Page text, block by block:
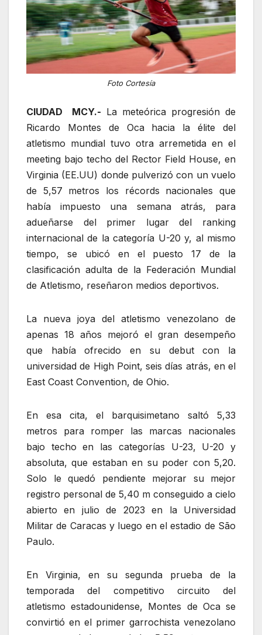
Foto Cortesía
CIUDAD MCY.- La meteórica progresión de
Ricardo Montes de Oca hacia la élite del
atletismo mundial tuvo otra arremetida en el
meeting bajo techo del Rector Field House, en
Virginia (EE.UU) donde pulverizó con un vuelo
de 5,57 metros los récords nacionales que
había impuesto una semana atrás, para
adueñarse del primer lugar del ranking
internacional de la categoría U-20 y, al mismo
tiempo, se ubicó en el puesto 17 de la
clasificación adulta de la Federación Mundial
de Atletismo, reseñaron medios deportivos.
La nueva joya del atletismo venezolano de
apenas 18 años mejoró el gran desempeño
que había ofrecido en su debut con la
universidad de High Point, seis días atrás, en el
East Coast Convention, de Ohio.
En esa cita, el barquisimetano saltó 5,33
metros para romper las marcas nacionales
bajo techo en las categorías U-23, U-20 y
absoluta, que estaban en su poder con 5,20.
Solo le quedó pendiente mejorar su mejor
registro personal de 5,40 m conseguido a cielo
abierto en julio de 2023 en la Universidad
Militar de Caracas y luego en el estadio de São
Paulo.
En Virginia, en su segunda prueba de la
temporada del competitivo circuito del
atletismo estadounidense, Montes de Oca se
convirtió en el primer garrochista venezolano